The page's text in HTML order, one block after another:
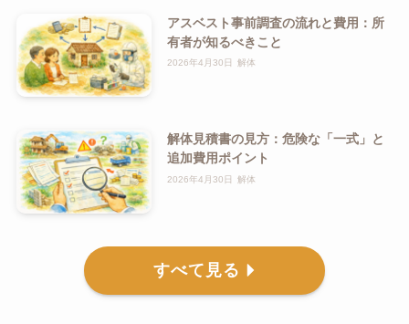
アスベスト事前調査の流れと費用：所
有者が知るべきこと
2026年4月30日 解体
解体見積書の見方：危険な「一式」と
追加費用ポイント
2026年4月30日 解体
すべて見る